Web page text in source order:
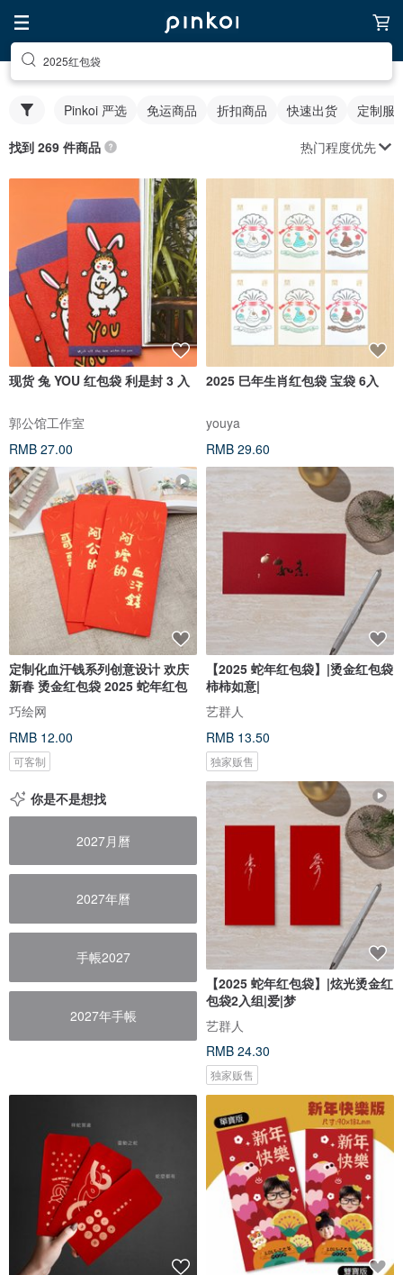
2025红包袋
Pinkoi 严选 免运商品 折扣商品 快速出货 定制服
找到 269 件商品 热门程度优先
现货 兔 YOU 红包袋 利是封 3 入
郭公馆工作室
RMB 27.00
2025 巳年生肖红包袋 宝袋 6入
youya
RMB 29.60
定制化血汗钱系列创意设计 欢庆
新春 烫金红包袋 2025 蛇年红包
巧绘网
RMB 12.00
可客制
【2025 蛇年红包袋】|烫金红包袋
柿柿如意|
艺群人
RMB 13.50
独家贩售
你是不是想找
2027月曆
2027年曆
手帳2027
2027年手帳
【2025 蛇年红包袋】|炫光烫金红
包袋2入组|爱|梦
艺群人
RMB 24.30
独家贩售